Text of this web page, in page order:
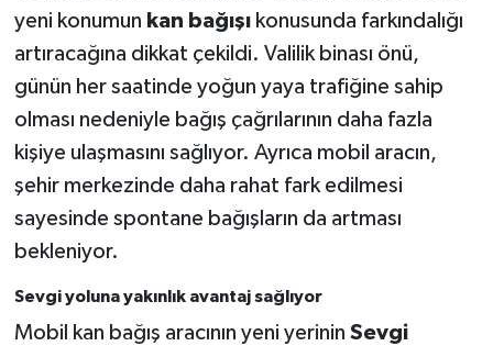
yeni konumun kan bağışıkonusunda farkındalığı
artıracağına dikkat çekildi. Valilik binası önü,
günün her saatinde yoğun yaya trafiğine sahip
olması nedeniyle bağış çağrılarının daha fazla
kişiye ulaşmasını sağlıyor. Ayrıca mobil aracın,
şehir merkezinde daha rahat fark edilmesi
sayesinde spontane bağışların da artması
bekleniyor.
Sevgi yoluna yakınlık avantaj sağlıyor
Mobil kan bağış aracının yeni yerinin Sevgi